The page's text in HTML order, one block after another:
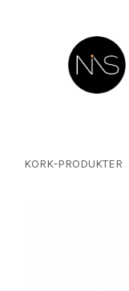
KORK-PRODUKTER